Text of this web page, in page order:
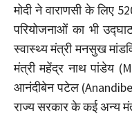
मोदी ने वाराणसी के लिए
परियोजनाओं का भी
स्वास्थ्य मंत्री मनसुख
मंत्री महेंद्र नाथ पांडेय
आनंदीबेन पटेल
राज्य सरकार के कई अन्य